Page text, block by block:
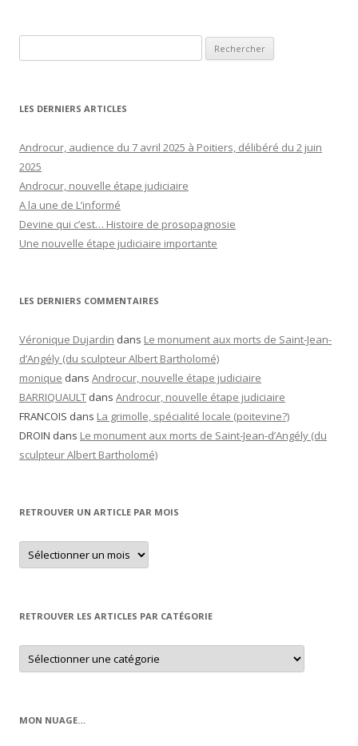
LES DERNIERS ARTICLES
Androcur, audience du 7 avril 2025 à Poitiers, délibéré du 2 juin
2025
Androcur, nouvelle étape judiciaire
A la une de L’informé
Devine qui c’est… Histoire de prosopagnosie
Une nouvelle étape judiciaire importante
LES DERNIERS COMMENTAIRES
Véronique Dujardin dans Le monument aux morts de Saint-Jean-
d’Angély (du sculpteur Albert Bartholomé)
monique dans Androcur, nouvelle étape judiciaire
BARRIQUAULT dans Androcur, nouvelle étape judiciaire
FRANCOIS dans La grimolle, spécialité locale (poitevine?)
DROIN dans Le monument aux morts de Saint-Jean-d’Angély (du
sculpteur Albert Bartholomé)
RETROUVER UN ARTICLE PAR MOIS
Retrouver
un
article
RETROUVER LES ARTICLES PAR CATÉGORIE
Retrouver
les
articles
MON NUAGE…